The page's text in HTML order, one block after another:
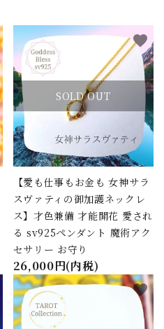
SOLD OUT
【愛も仕事もお金も 女神サラ
スヴァティの御加護ネックレ
ス】才色兼備 才能開花 愛され
る sv925ペンダント 魔術アク
セサリー お守り
26,000円(内税)
favorite
favorite